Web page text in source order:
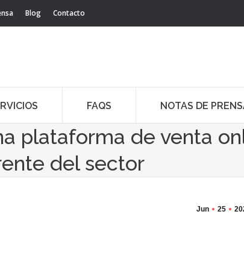
Blog Contacto
FAQS NOTAS DE
plataforma de venta
del sector
Jun 25